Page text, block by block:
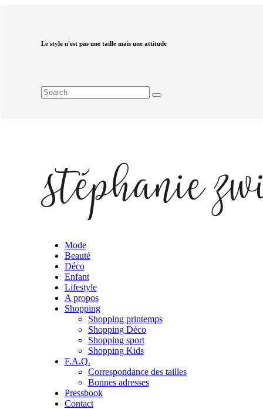
Le style n'est pas une taille mais une attitude
Mode
Beauté
Déco
Enfant
Lifestyle
A propos
Shopping
Shopping printemps
Shopping Déco
Shopping sport
Shopping Kids
F.A.Q.
Correspondance des tailles
Bonnes adresses
Pressbook
Contact